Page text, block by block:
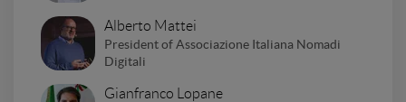
Alberto Mattei
President of Associazione Italiana Nomadi
Digitali
Gianfranco Lopane